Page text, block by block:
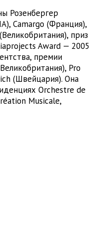
Розенбергер
Camargo (Франция),
приз
Award — 2005
премии
Pro
(Швейцария). Она
Orchestre de
Musicale,